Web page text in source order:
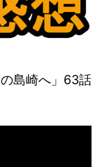
島崎へ」63話